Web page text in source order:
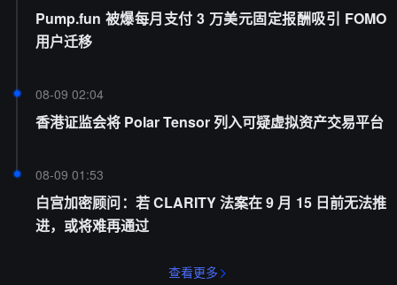
Pump.fun 被爆每月支付 3 万美元固定报酬吸引 FOMO
用户迁移
08-09 02:04
香港证监会将 Polar Tensor 列入可疑虚拟资产交易平台
08-09 01:53
白宫加密顾问：若 CLARITY 法案在 9 月 15 日前无法推
进，或将难再通过
查看更多